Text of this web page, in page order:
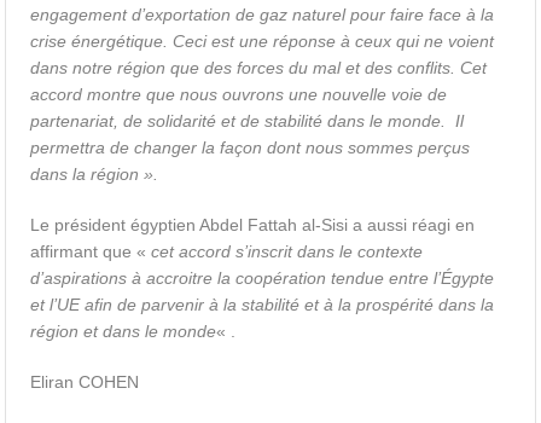
engagement d’exportation de gaz naturel pour faire face à la
crise énergétique. Ceci est une réponse à ceux qui ne voient
dans notre région que des forces du mal et des conflits. Cet
accord montre que nous ouvrons une nouvelle voie de
partenariat, de solidarité et de stabilité dans le monde. Il
permettra de changer la façon dont nous sommes perçus
dans la région ».
Le président égyptien Abdel Fattah al-Sisi a aussi réagi en
affirmant que «cet accord s’inscrit dans le contexte
d’aspirations à accroitre la coopération tendue entre l’Égypte
et l’UE afin de parvenir à la stabilité et à la prospérité dans la
région et dans le monde« .
Eliran COHEN